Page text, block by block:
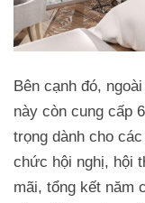
Bên cạnh đó,
này còn cung cấp
trọng dành cho
chức hội nghị, hội
mãi, tổng kết năm